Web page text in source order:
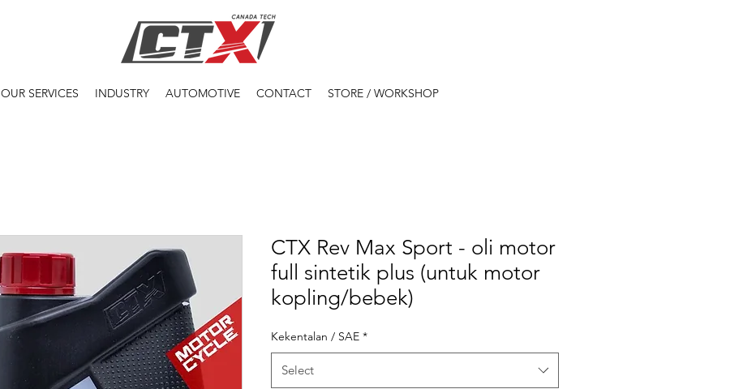
OUR SERVICES INDUSTRY AUTOMOTIVE CONTACT STORE / WORKSHOP
CTX Rev Max Sport - oli motor
full sintetik plus (untuk motor
kopling/bebek)
Kekentalan / SAE *
Select